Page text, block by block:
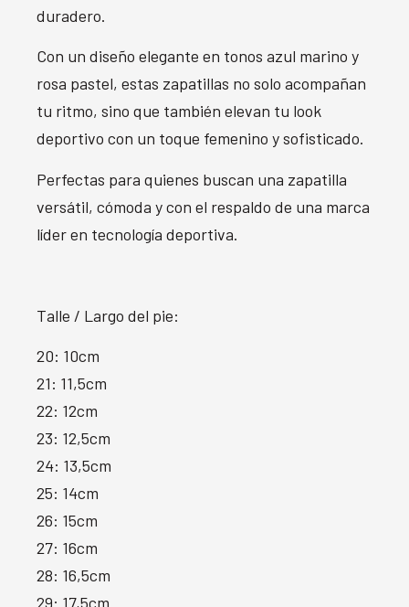
duradero.
Con un diseño elegante en tonos azul marino y
rosa pastel, estas zapatillas no solo acompañan
tu ritmo, sino que también elevan tu look
deportivo con un toque femenino y sofisticado.
Perfectas para quienes buscan una zapatilla
versátil, cómoda y con el respaldo de una marca
líder en tecnología deportiva.
Talle / Largo del pie:
20: 10cm
21: 11,5cm
22: 12cm
23: 12,5cm
24: 13,5cm
25: 14cm
26: 15cm
27: 16cm
28: 16,5cm
29: 17,5cm